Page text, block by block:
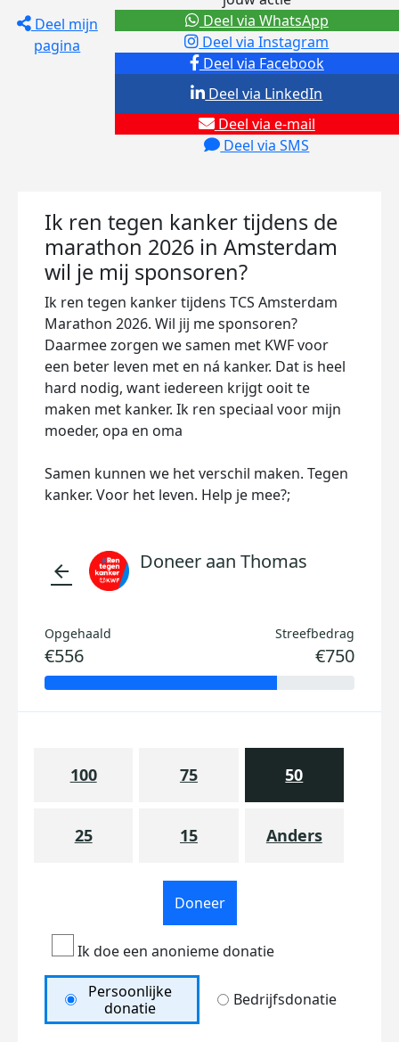
Deel mijn
pagina
Deel via Facebook
Deel via Instagram
Deel via e-mail
Deel via SMS
Deel via LinkedIn
Deel via WhatsApp
Ik ren tegen kanker tijdens de
marathon 2026 in Amsterdam
wil je mij sponsoren?
Ik ren tegen kanker tijdens TCS Amsterdam
Marathon 2026. Wil jij me sponsoren?
Daarmee zorgen we samen met KWF voor
een beter leven met en ná kanker. Dat is heel
hard nodig, want iedereen krijgt ooit te
maken met kanker. Ik ren speciaal voor mijn
moeder, opa en oma
Samen kunnen we het verschil maken. Tegen
kanker. Voor het leven. Help je mee?;
arrow_back Doneer aan Thomas
Opgehaald
€556
Streefbedrag
€750
100 75 50
25 15 Anders
Doneer
Ik doe een anonieme donatie
Persoonlijke
donatie
Bedrijfsdonatie